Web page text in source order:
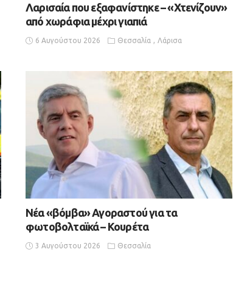
Λαρισαία που εξαφανίστηκε – «Χτενίζουν»
από χωράφια μέχρι γιαπιά
6 Αυγούστου 2026 Θεσσαλία Λάρισα
Νέα «βόμβα» Αγοραστού για τα
φωτοβολταϊκά – Κουρέτα
3 Αυγούστου 2026 Θεσσαλία